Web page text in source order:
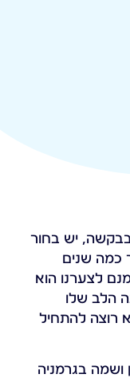
יש בחור
כמה שנים
לצערנו הוא
הלב שלו
רוצה להתחיל
ושמה בגרמניה